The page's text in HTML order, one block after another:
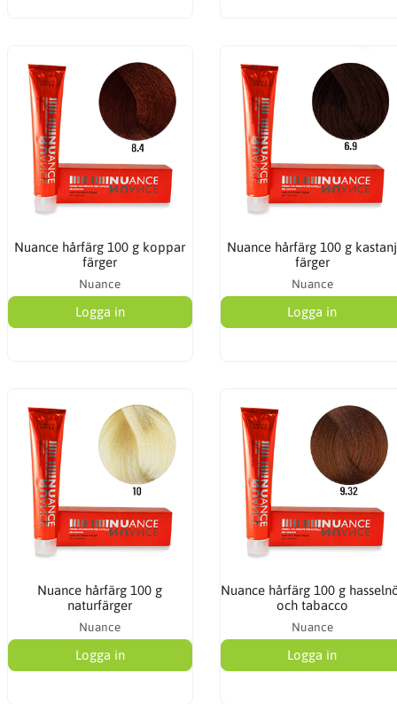
Nuance hårfärg 100 g koppar
färger
Nuance
Logga in
Nuance hårfärg 100 g kastanj
färger
Nuance
Logga in
Nuance hårfärg 100 g
naturfärger
Nuance
Logga in
Nuance hårfärg 100 g
och tabacco
Nuance
Logga in